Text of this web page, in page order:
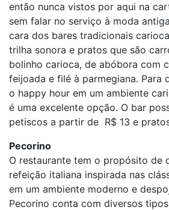
então nunca vistos por aqui na
sem falar no serviço à moda
cara dos bares tradicionais
trilha sonora e pratos que são
bolinho carioca, de abóbora com
feijoada e filé à parmegiana. Para
o happy hour em um ambiente
é uma excelente opção. O bar
petiscos a partir de R$ 13 e
Pecorino
O restaurante tem o propósito de
refeição italiana inspirada nas
em um ambiente moderno e
Pecorino conta com diversos